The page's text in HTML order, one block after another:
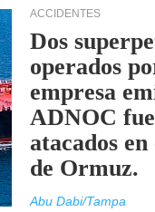
ACCIDENTES
Dos
operados
empresa
ADNOC
atacados
de Ormuz.
Abu Dabi/Tampa